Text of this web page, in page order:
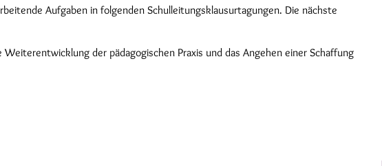
Aufgaben in folgenden Schulleitungsklausurtagungen. Die nächste
der pädagogischen Praxis und das Angehen einer Schaffung